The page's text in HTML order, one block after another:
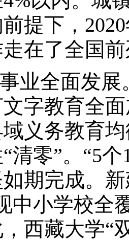
提下，
在了全国
业全面发
字教育全
义务教育
清零”。“5
期完成。
中小学校全
西藏大学“